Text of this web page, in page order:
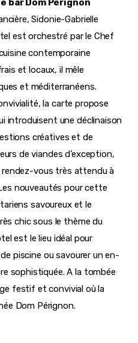
bar Dom Pérignon
Sidonie-Gabrielle
est orchestré par le Chef
contemporaine
et locaux, il mêle
et méditerranéens.
la carte propose
introduisent une déclinaison
créatives et de
de viandes d’exception,
rendez-vous très attendu à
nouveautés pour cette
savoureux et le
chic sous le thème du
est le lieu idéal pour
piscine ou savourer un en-
sophistiquée. A la tombée
festif et convivial où la
Dom Pérignon.